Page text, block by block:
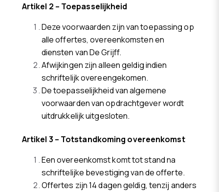
Artikel 2 – Toepasselijkheid
Deze voorwaarden zijn van toepassing op
alle offertes, overeenkomsten en
diensten van De Grijff.
Afwijkingen zijn alleen geldig indien
schriftelijk overeengekomen.
De toepasselijkheid van algemene
voorwaarden van opdrachtgever wordt
uitdrukkelijk uitgesloten.
Artikel 3 – Totstandkoming overeenkomst
Een overeenkomst komt tot stand na
schriftelijke bevestiging van de offerte.
Offertes zijn 14 dagen geldig, tenzij anders